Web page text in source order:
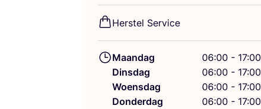
Her­stel Service
Maandag
06:00 - 17:00
Dinsdag
06:00 - 17:00
Woensdag
06:00 - 17:00
Donderdag
06:00 - 17:00